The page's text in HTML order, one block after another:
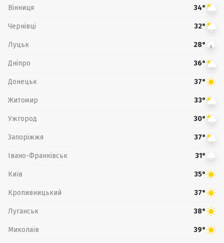
Вінниця 34°
Чернівці 32°
Луцьк 28°
Дніпро 36°
Донецьк 37°
Житомир 33°
Ужгород 30°
Запоріжжя 37°
Івано-Франківськ 31°
Київ 35°
Кропивницький 37°
Луганськ 38°
Миколаїв 39°